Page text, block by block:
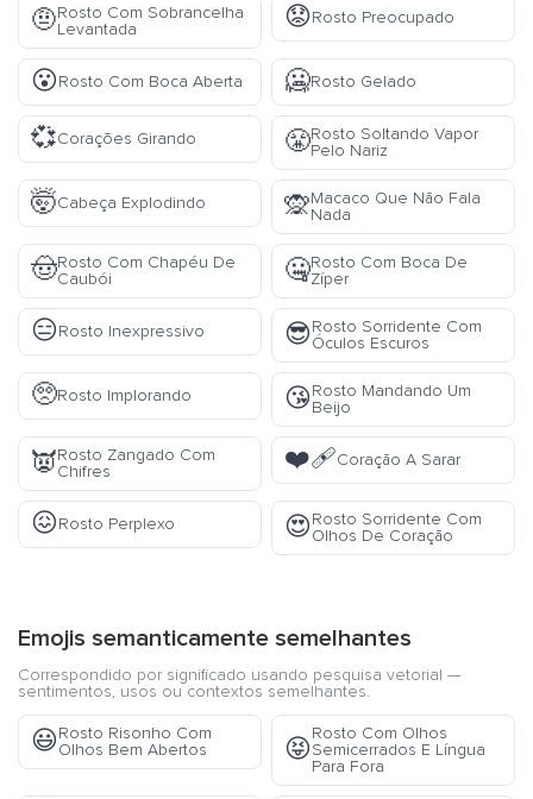
🤨Rosto Com Sobrancelha
Levantada
😟Rosto Preocupado
😮Rosto Com Boca Aberta 🥶Rosto Gelado
💞Corações Girando 😤Rosto Soltando Vapor
Pelo Nariz
🤯Cabeça Explodindo 🙊Macaco Que Não Fala
Nada
🤠Rosto Com Chapéu De
Caubói
🤐Rosto Com Boca De
Zíper
😑Rosto Inexpressivo 😎Rosto Sorridente Com
Óculos Escuros
🥺Rosto Implorando 😘Rosto Mandando Um
Beijo
👿Rosto Zangado Com
Chifres
❤️‍🩹Coração A Sarar
😖Rosto Perplexo 😍Rosto Sorridente Com
Olhos De Coração
Emojis semanticamente semelhantes
Correspondido por significado usando pesquisa vetorial —
sentimentos, usos ou contextos semelhantes.
😃Rosto Risonho Com
Olhos Bem Abertos
😝
Rosto Com Olhos
Semicerrados E Língua
Para Fora